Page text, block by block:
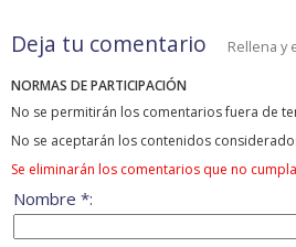
Deja tu comentario Rellena y
NORMAS DE PARTICIPACIÓN
No se permitirán los comentarios fuera de
No se aceptarán los contenidos
Se eliminarán los comentarios que no
Nombre *: